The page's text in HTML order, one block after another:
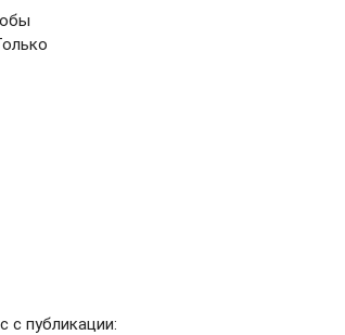
с публикации: